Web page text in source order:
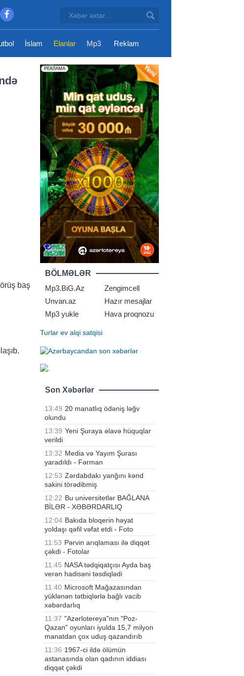
İslam Elanlar Mp3 Reklam
baş
BÖLMƏLƏR
Mp3.BiG.Az
Zengimcell
Unvan.az
Hazır mesajlar
Mp3 yukle
Hava proqnozu
Turlar ev alqi satqisi
Son Xəbərlər
13:49 20 manatlıq ödəniş ləğv
olundu
13:39 Yeni Şuraya əlavə hüquqlar
verildi
13:32 Media və Yayım Şurası
yaradıldı - Fərman
12:53 Zərdabdakı yanğını kənd
sakini törədibmiş
12:22 Bu universitetlər BAĞLANA
BİLƏR - XƏBƏRDARLIQ
12:04 Bakıda bloqerin həyat
yoldaşı qəfil vəfat etdi - Foto
11:53 Pərvin arıqlaması ilə diqqət
çəkdi - Fotolar
11:45 NASA tədqiqatçısı Ayda baş
verən hadisəni təsdiqlədi
11:40 Microsoft Mağazasından
yüklənən tətbiqlərlə bağlı vacib
xəbərdarlıq
11:37 "Azərlotereya"nın "Poz-
Qazan" oyunları iyulda 15,7 milyon
manatdan çox uduş qazandırıb
11:36 1967-ci ildə ölümün
astanasında olan qadının iddiası
diqqət çəkdi